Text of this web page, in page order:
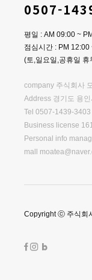
0507-
평일 : AM 09:00 ~
점심시간 : PM 12:00
(토,일요일,공휴일 휴
company 주식회사
Address 경기도 용
Tel 0507-1439-3403
Business license
Personal info
mall
Copyright ⓒ 주식회